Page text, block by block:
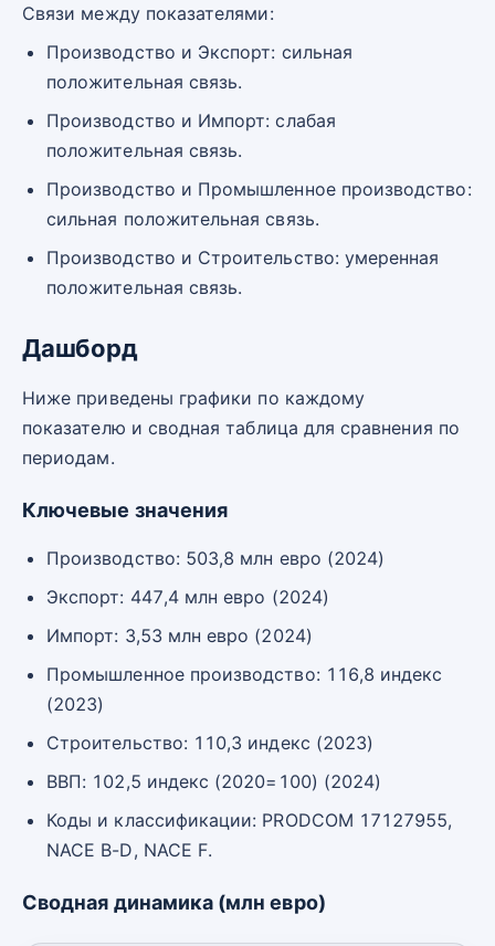
Связи между показателями:
Производство и Экспорт: сильная
положительная связь.
Производство и Импорт: слабая
положительная связь.
Производство и Промышленное производство:
сильная положительная связь.
Производство и Строительство: умеренная
положительная связь.
Дашборд
Ниже приведены графики по каждому
показателю и сводная таблица для сравнения по
периодам.
Ключевые значения
Производство: 503,8 млн евро (2024)
Экспорт: 447,4 млн евро (2024)
Импорт: 3,53 млн евро (2024)
Промышленное производство: 116,8 индекс
(2023)
Строительство: 110,3 индекс (2023)
ВВП: 102,5 индекс (2020=100) (2024)
Коды и классификации: PRODCOM 17127955,
NACE B-D, NACE F.
Сводная динамика (млн евро)